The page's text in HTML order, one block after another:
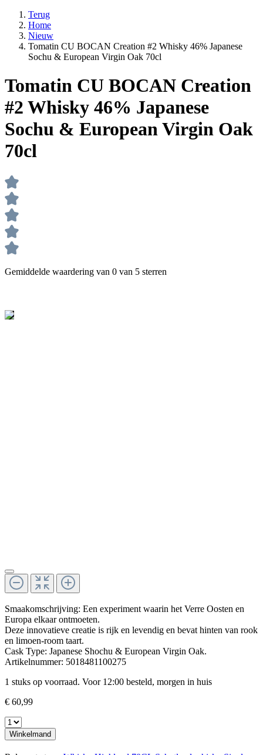
Terug
Home
Nieuw
Tomatin CU BOCAN Creation #2 Whisky 46% Japanese
Sochu & European Virgin Oak 70cl
Tomatin CU BOCAN Creation
#2 Whisky 46% Japanese
Sochu & European Virgin Oak
70cl
Gemiddelde waardering van 0 van 5 sterren
Smaakomschrijving: Een experiment waarin het Verre Oosten en
Europa elkaar ontmoeten.
Deze innovatieve creatie is rijk en levendig en bevat hinten van rook
en limoen-room taart.
Cask Type: Japanese Shochu & European Virgin Oak.
Artikelnummer: 5018481100275
1 stuks op voorraad. Voor 12:00 besteld, morgen in huis
€ 60,99
Winkelmand